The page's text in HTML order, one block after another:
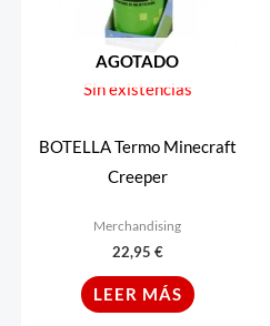
AGOTADO
Sin existencias
BOTELLA Termo Minecraft
Creeper
Merchandising
22,95 €
LEER MÁS